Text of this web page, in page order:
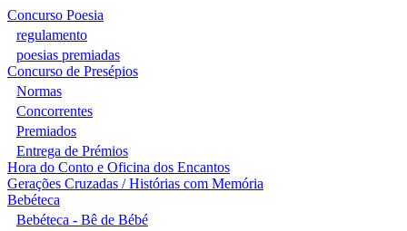
Concurso Poesia
regulamento
poesias premiadas
Concurso de Presépios
Normas
Concorrentes
Premiados
Entrega de Prémios
Hora do Conto e Oficina dos Encantos
Gerações Cruzadas / Histórias com Memória
Bebéteca
Bebéteca - Bê de Bébé